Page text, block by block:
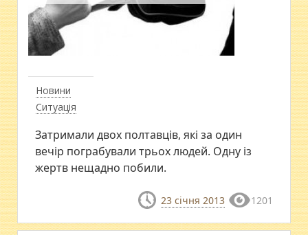
Новини
Ситуація
Затримали двох полтавців, які за один
вечір пограбували трьох людей. Одну із
жертв нещадно побили.
23 січня 2013 1201